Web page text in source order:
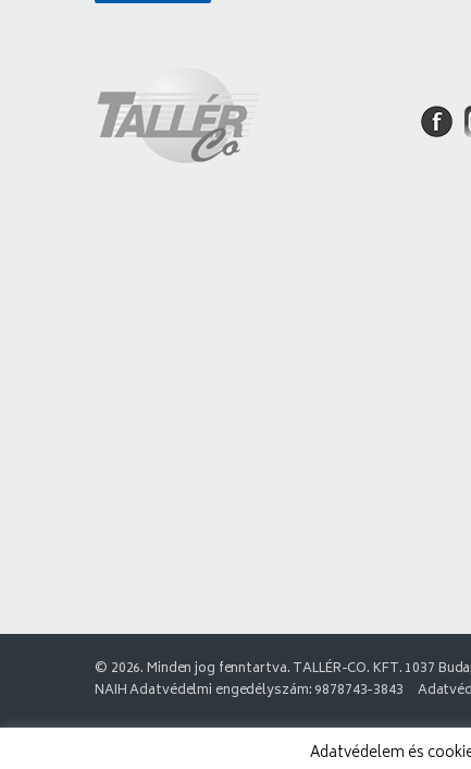
© 2026. Minden jog fenntartva. TALLÉR-CO. KFT. 1037
NAIH Adatvédelmi engedélyszám: 9878743-3843
Adatvédelem és